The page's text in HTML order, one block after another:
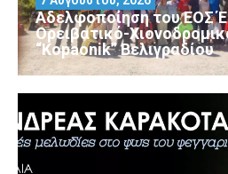
Αδελφοποίηση του ΕΟΣ
Ορειβατικό-
“Kopaonik” Βελιγραδίου